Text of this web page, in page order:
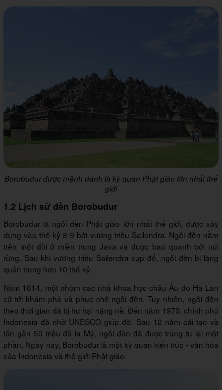
Borobudur được mệnh danh là kỳ quan Phật giáo lớn nhất thế
giới
1.2 Lịch sử đền Borobudur
Borobudur là ngôi đền Phật giáo lớn nhất thế giới, được xây
dựng vào thế kỷ 8-9 bởi vương triều Sailendra. Ngôi đền nằm
trên một đồi ở miền trung Java và được bao quanh bởi núi
rừng. Sau khi vương triều Sailendra sụp đổ, ngôi đền bị lãng
quên trong hơn 10 thế kỷ.
Năm 1814, một nhóm các nhà khoa học châu Âu do Hà Lan
cử tới khám phá và phục chế ngôi đền. Tuy nhiên, ngôi đền
theo thời gian đã bị hư hại nặng nề. Đến năm 1970, chính phủ
Indonesia đã nhờ UNESCO giúp đỡ. Sau 12 năm cải tạo và
tốn gần 50 triệu đô la Mỹ, ngôi đền đã được trùng tu lại một
phần. Ngày nay, Borobudur là một kỳ quan kiến trúc - văn hóa
của Indonesia và thế giới Phật giáo.